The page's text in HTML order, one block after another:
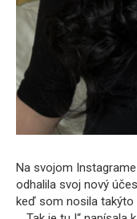
Na svojom
odhalila svoj nový
keď som nosila